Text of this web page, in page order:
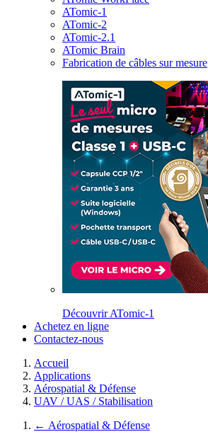
ATomic-1
ATomic-2
ATomic-2.1
ATomic Brain
Fabrication de câbles sur mesure
Découvrir ATomic-1
Achetez en ligne
Contactez-nous
Accueil
Applications
Aérospatial & Défense
UAV / UAS / Stabilisation
← Aérospatial & Défense